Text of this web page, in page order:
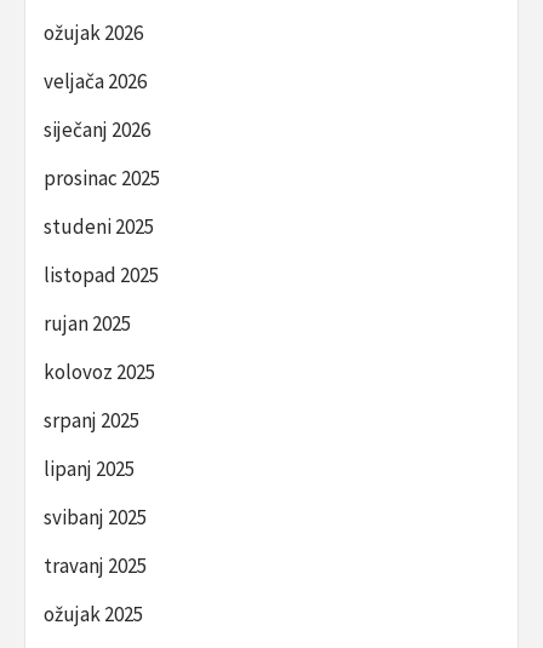
ožujak 2026
veljača 2026
siječanj 2026
prosinac 2025
studeni 2025
listopad 2025
rujan 2025
kolovoz 2025
srpanj 2025
lipanj 2025
svibanj 2025
travanj 2025
ožujak 2025